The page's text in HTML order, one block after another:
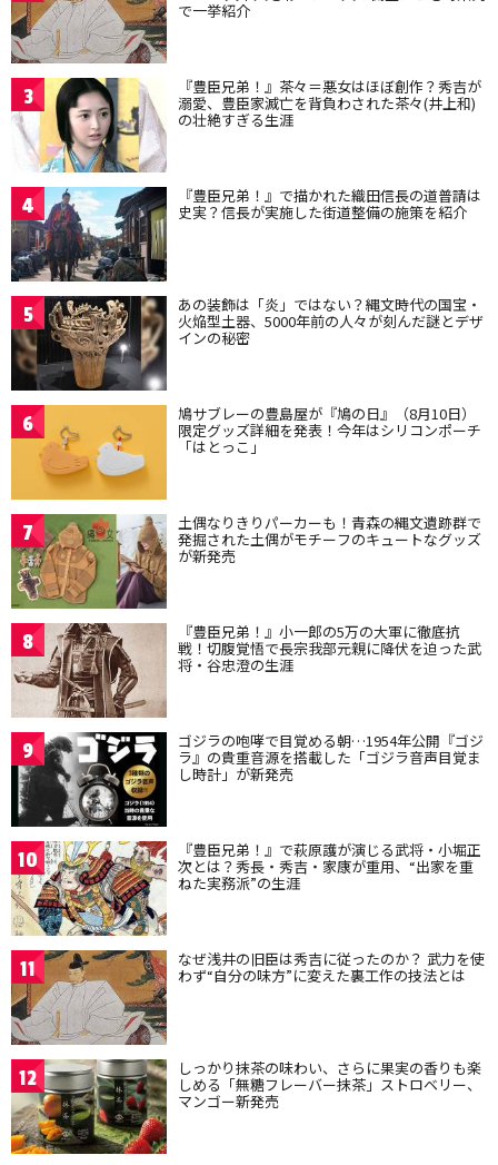
で一挙紹介
3 『豊臣兄弟！』茶々＝悪女はほぼ創作？秀吉が
溺愛、豊臣家滅亡を背負わされた茶々(井上和)
の壮絶すぎる生涯
4 『豊臣兄弟！』で描かれた織田信長の道普請は
史実？信長が実施した街道整備の施策を紹介
5 あの装飾は「炎」ではない？縄文時代の国宝・
火焔型土器、5000年前の人々が刻んだ謎とデザ
インの秘密
6 鳩サブレーの豊島屋が『鳩の日』（8月10日）
限定グッズ詳細を発表！今年はシリコンポーチ
「はとっこ」
7 土偶なりきりパーカーも！青森の縄文遺跡群で
発掘された土偶がモチーフのキュートなグッズ
が新発売
8 『豊臣兄弟！』小一郎の5万の大軍に徹底抗
戦！切腹覚悟で長宗我部元親に降伏を迫った武
将・谷忠澄の生涯
9 ゴジラの咆哮で目覚める朝…1954年公開『ゴジ
ラ』の貴重音源を搭載した「ゴジラ音声目覚ま
し時計」が新発売
10 『豊臣兄弟！』で萩原護が演じる武将・小堀正
次とは？秀長・秀吉・家康が重用、“出家を重
ねた実務派”の生涯
11 なぜ浅井の旧臣は秀吉に従ったのか？ 武力を使
わず“自分の味方”に変えた裏工作の技法とは
12 しっかり抹茶の味わい、さらに果実の香りも楽
しめる「無糖フレーバー抹茶」ストロベリー、
マンゴー新発売